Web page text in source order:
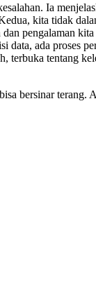
Ia
kita tidak
pengalaman kita
ada proses
terbuka tentang
bersinar